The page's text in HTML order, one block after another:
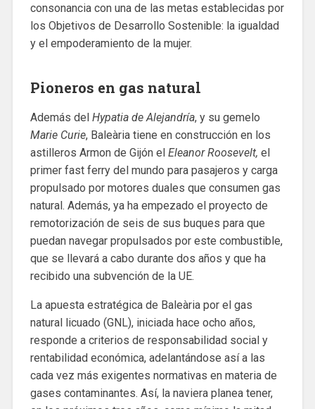
consonancia con una de las metas establecidas por
los Objetivos de Desarrollo Sostenible: la igualdad
y el empoderamiento de la mujer.
Pioneros en gas natural
Además del Hypatia de Alejandría, y su gemelo
Marie Curie, Baleària tiene en construcción en los
astilleros Armon de Gijón el Eleanor Roosevelt, el
primer fast ferry del mundo para pasajeros y carga
propulsado por motores duales que consumen gas
natural. Además, ya ha empezado el proyecto de
remotorización de seis de sus buques para que
puedan navegar propulsados por este combustible,
que se llevará a cabo durante dos años y que ha
recibido una subvención de la UE.
La apuesta estratégica de Baleària por el gas
natural licuado (GNL), iniciada hace ocho años,
responde a criterios de responsabilidad social y
rentabilidad económica, adelantándose así a las
cada vez más exigentes normativas en materia de
gases contaminantes. Así, la naviera planea tener,